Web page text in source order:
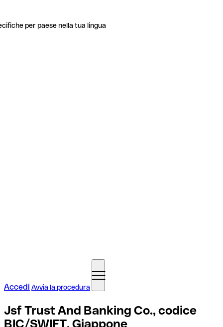
per paese nella tua lingua
Accedi Avvia la procedura
Jsf Trust And Banking Co., codice
BIC/SWIFT, Giappone